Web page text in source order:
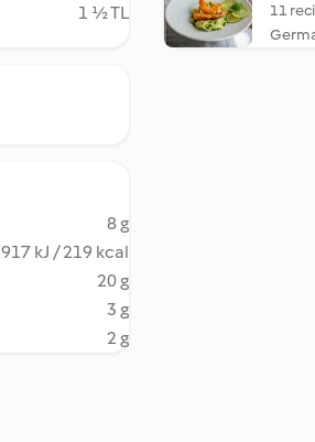
1 ½ TL
8 g
917 kJ / 219 kcal
20 g
3 g
2 g
11